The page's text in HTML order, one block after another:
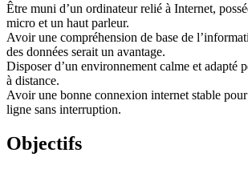
Être muni d’un ordinateur relié à Internet,
micro et un haut parleur.
Avoir une compréhension de base de
des données serait un avantage.
Disposer d’un environnement calme et adapté
à distance.
Avoir une bonne connexion internet stable
ligne sans interruption.
Objectifs